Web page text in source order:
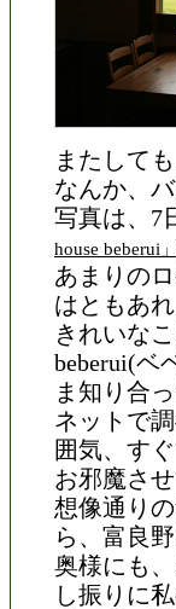
またして
なんか、
写真は、7
house beberui」
あまりの
はともあ
きれいなこ
beberui(ベ
ま知り合っ
ネットで
囲気、す
お邪魔さ
想像通り
ら、富良
奥様にも
し振りに